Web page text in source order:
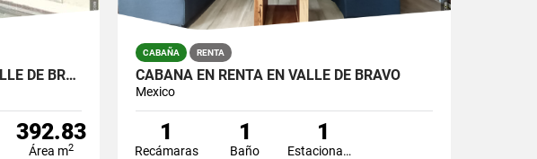
CASA EN VENTA, AVÁNDARO, VALLE DE BRAVO
392.83
Área m2
CABAÑA RENTA
CABAÑA EN RENTA EN VALLE DE BRAVO
Mexico
1
Recámaras
1
Baño
1
Estacionamiento